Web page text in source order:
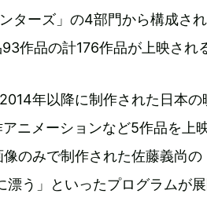
ターズ」の4部門から構成され
作品の計176作品が上映され
年以降に制作された日本の
ニメーションなど5作品を上
像のみで制作された佐藤義尚の
漂う」といったプログラムが